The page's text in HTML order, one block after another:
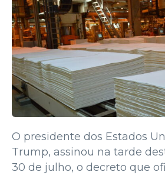
O presidente dos Estados
Trump, assinou na tarde
30 de julho, o decreto que